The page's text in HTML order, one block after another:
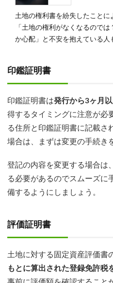
土地の権利書を紛失したことに
「土地の権利がなくなるので
か心配」と不安を抱えている人
印鑑証明書
印鑑証明書は発行から3ヶ月
得するタイミングに注意が必
る住所と印鑑証明書に記載さ
場合は、まずは変更の手続き
登記の内容を変更する場合は
る必要があるのでスムーズに
備するようにしましょう。
評価証明書
土地に対する固定資産評価書
もとに算出された登録免許税